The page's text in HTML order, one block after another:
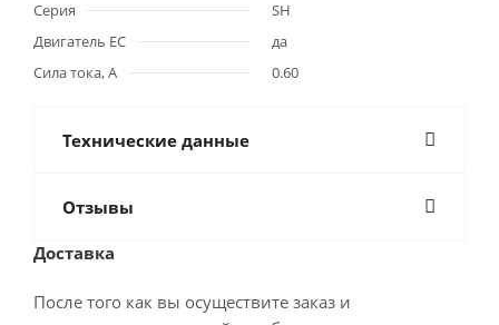
Серия
SH
Двигатель ЕС
да
Сила тока, А
0.60
Технические данные
Отзывы
Доставка
После того как вы осуществите заказ и